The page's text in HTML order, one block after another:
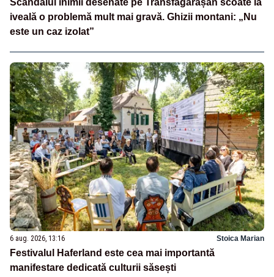
iveală o problemă mult mai gravă. Ghizii montani: „Nu
este un caz izolat”
6 aug. 2026, 13:16 Stoica Marian
Festivalul Haferland este cea mai importantă
manifestare dedicată culturii săsești